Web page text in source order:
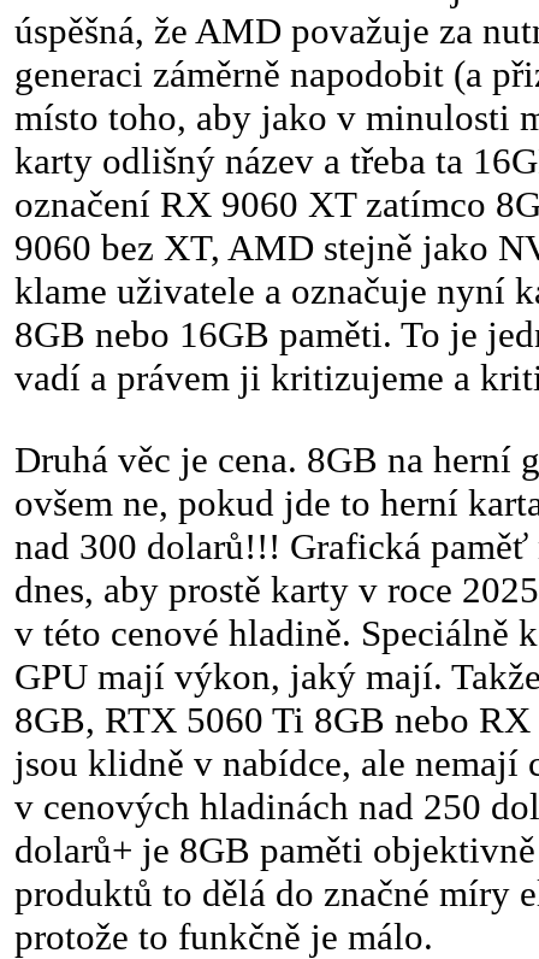
úspěšná, že AMD považuje za
generaci záměrně napodobit (a
místo toho, aby jako v minulosti
karty odlišný název a třeba ta
označení RX 9060 XT zatímco
9060 bez XT, AMD stejně jako
klame uživatele a označuje nyní
8GB nebo 16GB paměti. To je
vadí a právem ji kritizujeme a
Druhá věc je cena. 8GB na herní
ovšem ne, pokud jde to herní
nad 300 dolarů!!! Grafická paměť
dnes, aby prostě karty v roce
v této cenové hladině. Speciálně
GPU mají výkon, jaký mají.
8GB, RTX 5060 Ti 8GB nebo
jsou klidně v nabídce, ale nemají
v cenových hladinách nad 250
dolarů+ je 8GB paměti
produktů to dělá do značné míry
protože to funkčně je málo.